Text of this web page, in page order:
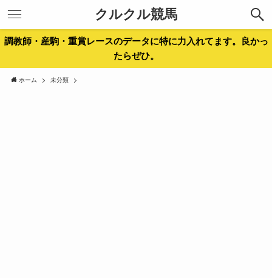
クルクル競馬
調教師・産駒・重賞レースのデータに特に力入れてます。良かっ
たらぜひ。
ホーム 未分類